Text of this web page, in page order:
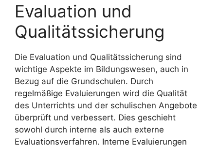
Evaluation und
Qualitätssicherung
Die Evaluation und Qualitätssicherung sind
wichtige Aspekte im Bildungswesen, auch in
Bezug auf die Grundschulen. Durch
regelmäßige Evaluierungen wird die Qualität
des Unterrichts und der schulischen Angebote
überprüft und verbessert. Dies geschieht
sowohl durch interne als auch externe
Evaluationsverfahren. Interne Evaluierungen